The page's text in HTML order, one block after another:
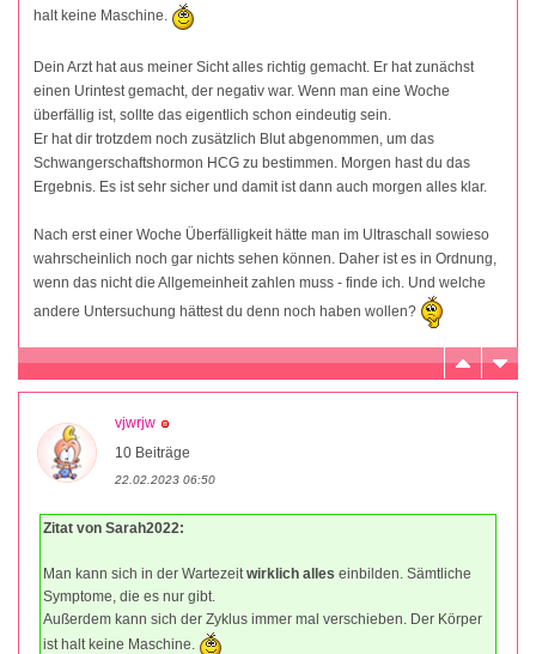
halt keine Maschine.
Dein Arzt hat aus meiner Sicht alles richtig gemacht. Er hat zunächst
einen Urintest gemacht, der negativ war. Wenn man eine Woche
überfällig ist, sollte das eigentlich schon eindeutig sein.
Er hat dir trotzdem noch zusätzlich Blut abgenommen, um das
Schwangerschaftshormon HCG zu bestimmen. Morgen hast du das
Ergebnis. Es ist sehr sicher und damit ist dann auch morgen alles klar.
Nach erst einer Woche Überfälligkeit hätte man im Ultraschall sowieso
wahrscheinlich noch gar nichts sehen können. Daher ist es in Ordnung,
wenn das nicht die Allgemeinheit zahlen muss - finde ich. Und welche
andere Untersuchung hättest du denn noch haben wollen?
vjwrjw
10 Beiträge
22.02.2023 06:50
Zitat von Sarah2022:
Man kann sich in der Wartezeit wirklich alles einbilden. Sämtliche
Symptome, die es nur gibt.
Außerdem kann sich der Zyklus immer mal verschieben. Der Körper
ist halt keine Maschine.